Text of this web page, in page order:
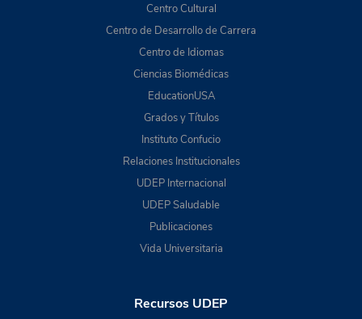
Centro Cultural
Centro de Desarrollo de Carrera
Centro de Idiomas
Ciencias Biomédicas
EducationUSA
Grados y Títulos
Instituto Confucio
Relaciones Institucionales
UDEP Internacional
UDEP Saludable
Publicaciones
Vida Universitaria
Recursos UDEP